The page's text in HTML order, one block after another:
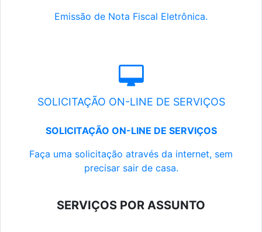
Emissão de Nota Fiscal Eletrônica.
SOLICITAÇÃO ON-LINE DE SERVIÇOS
SOLICITAÇÃO ON-LINE DE SERVIÇOS
Faça uma solicitação através da internet, sem
precisar sair de casa.
SERVIÇOS POR ASSUNTO